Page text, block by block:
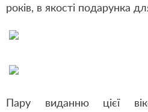
років, в якості подарунка
Пару виданню цієї